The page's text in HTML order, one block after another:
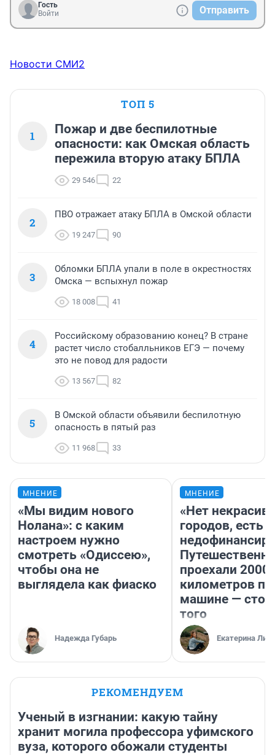
Гость
Войти
Отправить
Новости СМИ2
ТОП 5
1
Пожар и две беспилотные
опасности: как Омская область
пережила вторую атаку БПЛА
29 546 22
2
ПВО отражает атаку БПЛА в Омской области
19 247 90
3
Обломки БПЛА упали в поле в окрестностях
Омска — вспыхнул пожар
18 008 41
4
Российскому образованию конец? В стране
растет число стобалльников ЕГЭ — почему
это не повод для радости
13 567 82
5
В Омской области объявили беспилотную
опасность в пятый раз
11 968 33
МНЕНИЕ
«Мы видим нового
Нолана»: с каким
настроем нужно
смотреть «Одиссею»,
чтобы она не
выглядела как фиаско
Надежда Губарь
МНЕНИЕ
«Нет
городов, есть
проехали 2000
километров по
машине —
того
Екатерина
РЕКОМЕНДУЕМ
Ученый в изгнании: какую тайну
хранит могила профессора уфимского
вуза, которого обожали студенты